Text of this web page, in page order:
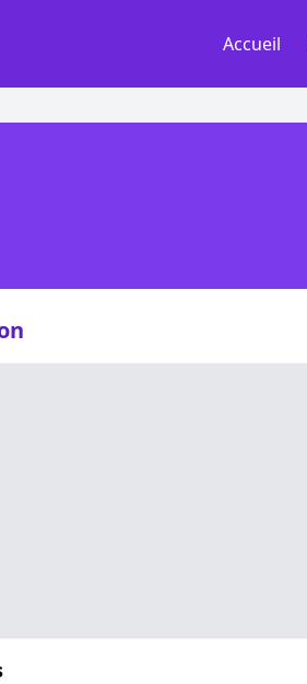
Accueil